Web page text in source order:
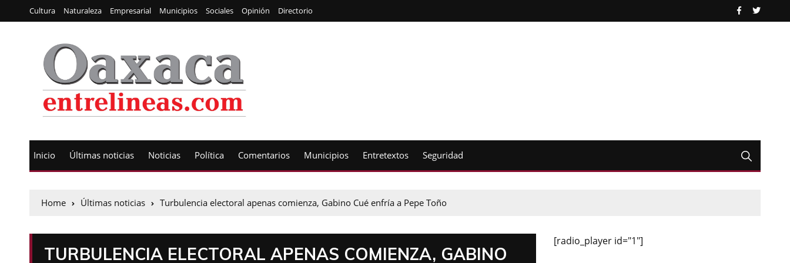
Cultura Naturaleza Empresarial Municipios Sociales Opinión Directorio
Inicio Últimas noticias Noticias Política Comentarios Municipios Entretextos Seguridad
Home Últimas noticias Turbulencia electoral apenas comienza, Gabino Cué enfría a Pepe Toño
TURBULENCIA ELECTORAL APENAS COMIENZA, GABINO
[radio_player id="1"]